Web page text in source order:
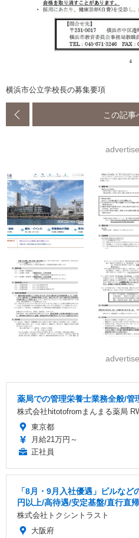
横浜市公立学校長の募集要項
この記事
薬局での管理栄養士業務全般/管
株式会社hitotofromまんまる薬局
東京都
月給21万円～
正社員
「8月・9月入社優遇」ビルな
円以上/高待遇/安定基盤/直行直
株式会社トクシントラスト
大阪府